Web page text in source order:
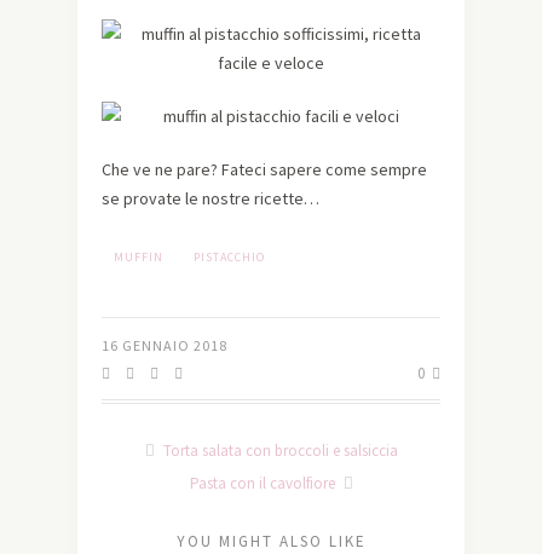
Che ve ne pare? Fateci sapere come sempre
se provate le nostre ricette…
MUFFIN PISTACCHIO
16 GENNAIO 2018
0
Torta salata con broccoli e salsiccia
Pasta con il cavolfiore
YOU MIGHT ALSO LIKE